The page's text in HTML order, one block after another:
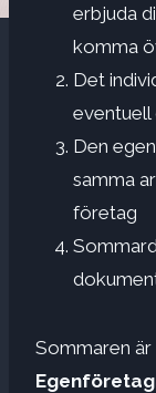
erbjuda
komma
Det
eventuell
Den
samma
företag
Sommaren